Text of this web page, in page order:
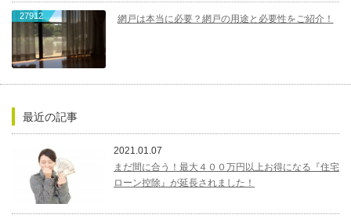
27912 網戸は本当に必要？網戸の用途と必要性をご紹介！
最近の記事
2021.01.07
まだ間に合う！最大４００万円以上お得になる『住宅
ローン控除』が延長されました！